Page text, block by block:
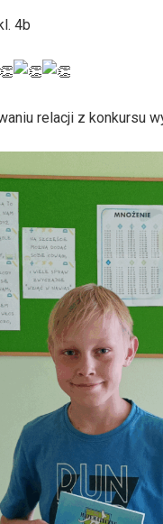
4b
relacji z konkursu